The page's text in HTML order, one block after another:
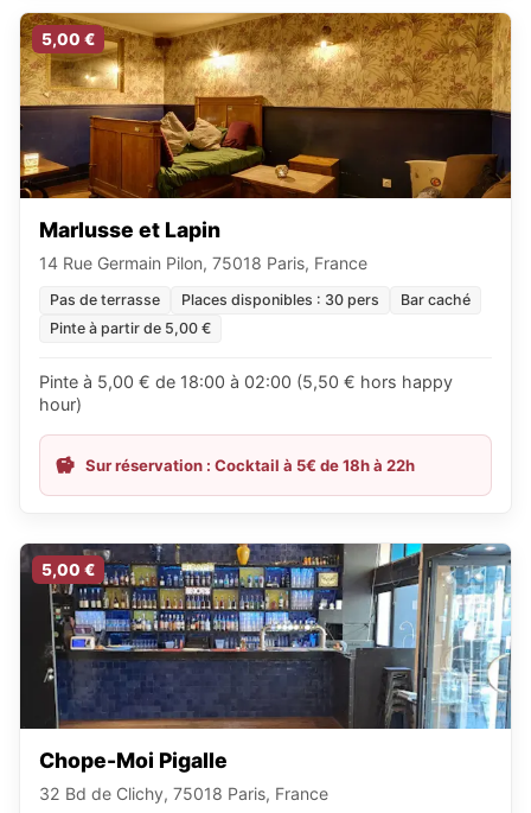
5,00 €
Marlusse et Lapin
14 Rue Germain Pilon, 75018 Paris, France
Pas de terrasse Places disponibles : 30 pers
Bar caché
Pinte à partir de 5,00 €
Pinte à 5,00 € de 18:00 à 02:00 (5,50 € hors happy
hour)
Sur réservation : Cocktail à 5€ de 18h à 22h
5,00 €
Chope-Moi Pigalle
32 Bd de Clichy, 75018 Paris, France